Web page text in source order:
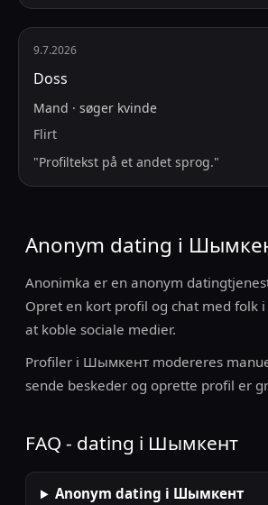
9.7.2026
Doss
Mand · søger kvinde
Flirt
"Profiltekst på et andet sprog."
Anonym dating i
Anonimka er en anonym
Opret en kort profil og chat med folk
at koble sociale medier.
Profiler i Шымкент modereres
sende beskeder og oprette profil er
FAQ - dating i Шымкент
Anonym dating i Шымкент